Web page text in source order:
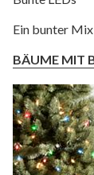
Ein bunter
BÄUME MIT